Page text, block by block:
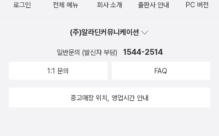
로그인 전체 메뉴 회사 소개 출판사 안내 PC 버전
(주)알라딘커뮤니케이션
일반문의 (발신자 부담) 1544-2514
1:1 문의 FAQ
중고매장 위치, 영업시간 안내